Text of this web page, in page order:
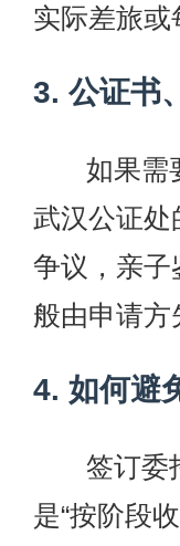
实际差旅
3. 公证书
如果需
武汉公证处
争议，亲子
般由申请方
4. 如何避
签订委
是“按阶段